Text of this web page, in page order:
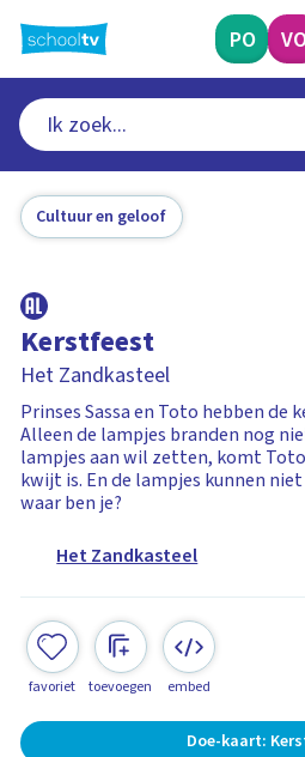
naar
hoofdinhoud
PO
Cultuur en geloof
Kerstfeest
Het Zandkasteel
Prinses Sassa en Toto hebben de
Alleen de lampjes branden nog
lampjes aan wil zetten, komt
kwijt is. En de lampjes kunnen
waar ben je?
Het Zandkasteel
favoriet toevoegen embed
Doe-kaart: